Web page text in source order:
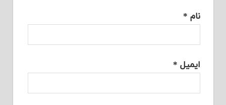
نام *
ایمیل *